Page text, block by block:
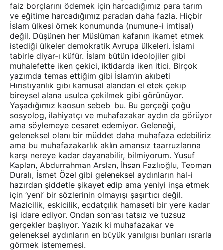
faiz borçlarını ödemek için harcadığımız para tarım
ve eğitime harcadığımız paradan daha fazla. Hiçbir
İslam ülkesi örnek konumunda (numune-i imtisal)
değil. Düşünen her Müslüman kafanın ikamet etmek
istediği ülkeler demokratik Avrupa ülkeleri. İslami
tabirle diyar-ı küfür. İslam bütün ideolojiler gibi
muhalefette iken çekici, iktidarda iken itici. Birçok
yazımda temas ettiğim gibi İslam’ın akıbeti
Hıristiyanlık gibi kamusal alandan el etek çekip
bireysel alana usulca çekilmek gibi görünüyor.
Yaşadığımız kaosun sebebi bu. Bu gerçeği çoğu
sosyolog, ilahiyatçı ve muhafazakar aydın da görüyor
ama söylemeye cesaret edemiyor. Geleneği,
geleneksel olanı bir müddet daha muhafaza edebiliriz
ama bu muhafazakarlık aklın amansız taarruzlarına
karşı nereye kadar dayanabilir, bilmiyorum. Yusuf
Kaplan, Abdurrahman Arslan, İhsan Fazlıoğlu, Teoman
Duralı, İsmet Özel gibi geleneksel aydınların hal-i
hazırdan şiddetle şikayet edip ama yeniyi inşa etmek
için ‘yeni’ bir sözlerinin olmayışı şaşırtıcı değil.
Mazicilik, eskicilik, ecdatçılık hamaseti bir yere kadar
işi idare ediyor. Ondan sonrası tatsız ve tuzsuz
gerçekler başlıyor. Yazık ki muhafazakar ve
geleneksel aydınların en büyük yanılgısı bunları ısrarla
görmek istememesi.